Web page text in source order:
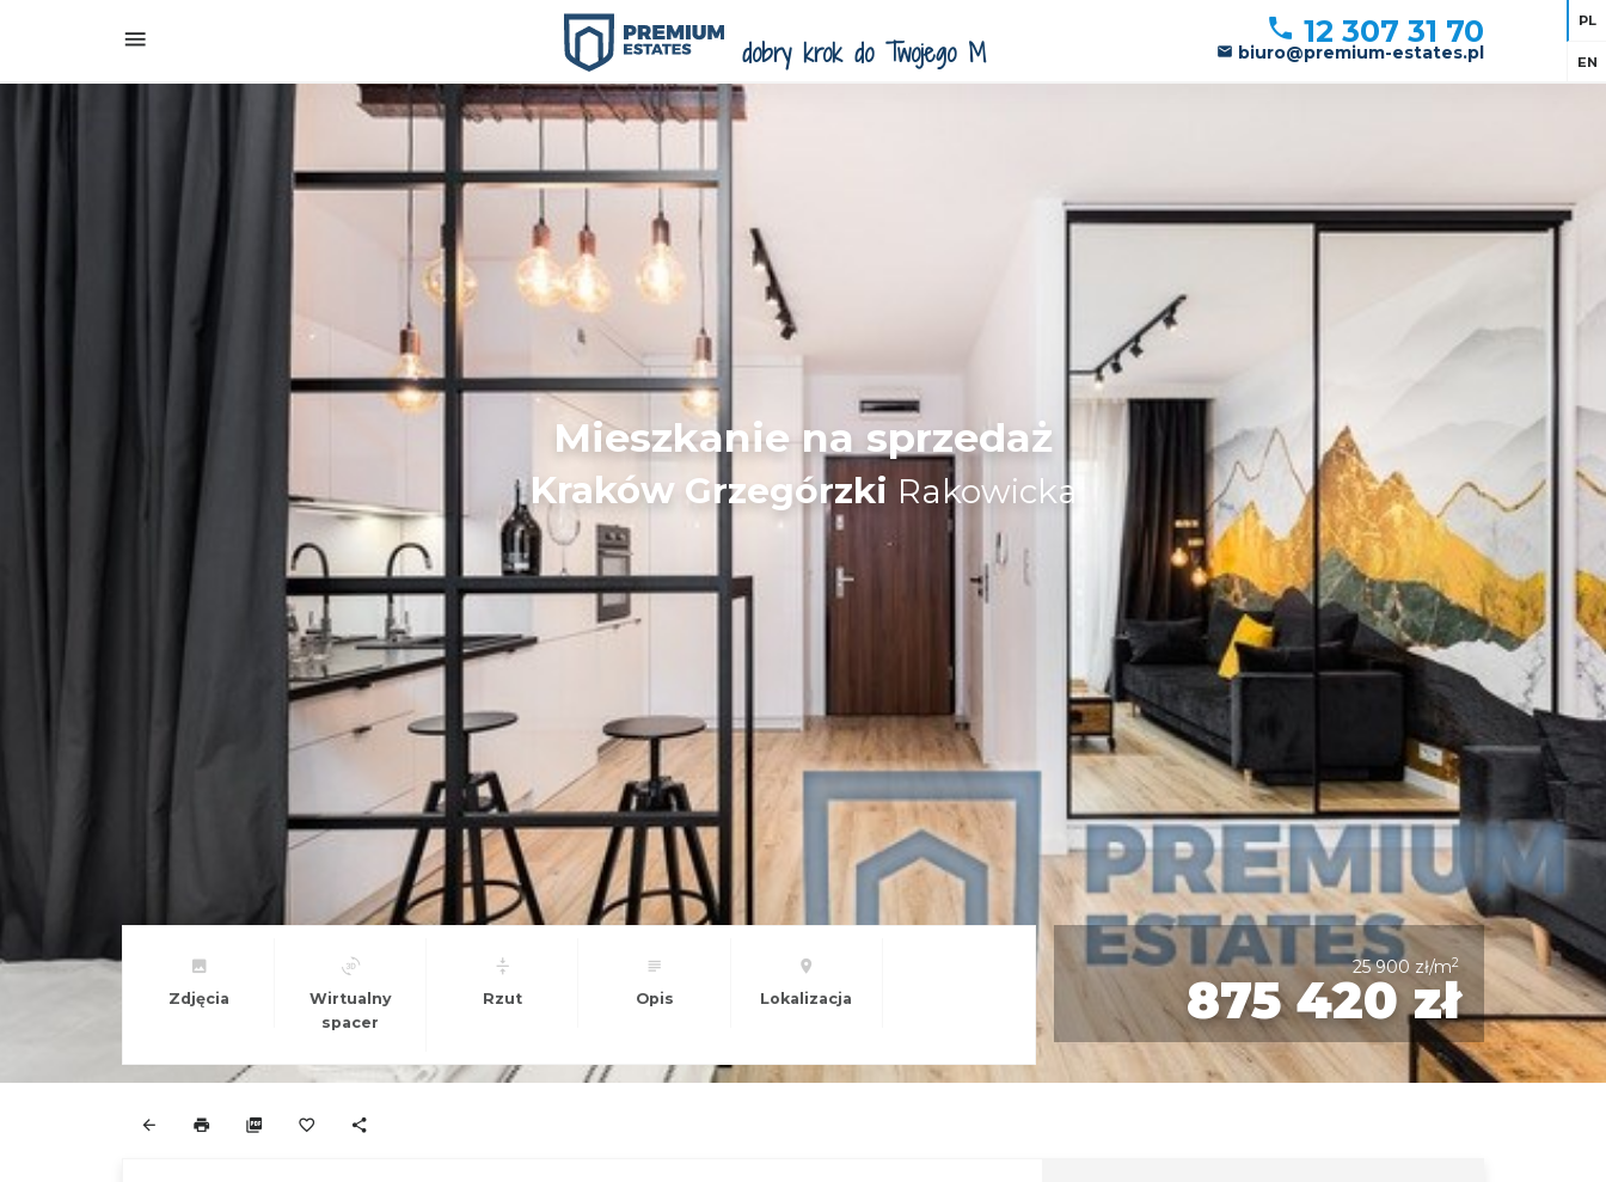
12 307 31 70
biuro@premium-estates.pl
PL
EN
Mieszkanie na sprzedaż
Kraków Grzegórzki Rakowicka
Zdjęcia
Wirtualny
spacer
Rzut Opis Lokalizacja
25 900 zł/m2
875 420 zł